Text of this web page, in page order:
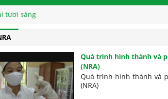
Quá trình hình thành và
(NRA)
Quá trình hình thành và
(NRA)